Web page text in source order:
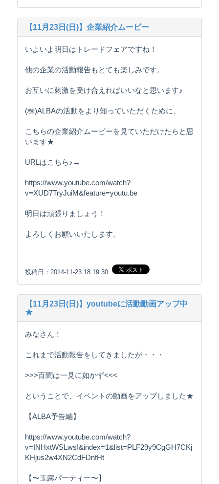
【11月23日(日)】企業紹介ムービー
いよいよ明日はトレードフェアですね！
他の企業の活動報告もとても楽しみです。
お互いに刺激を受け合えればいいなと思います♪
(株)ALBAの活動をより知っていただくために、
こちらの企業紹介ムービーを見ていただけたらと思
います★
URLはこちら♪→
https://www.youtube.com/watch?
v=XUD7TryJuiM&feature=youtu.be
明日は頑張りましょう！
よろしくお願いいたします。
投稿日：2014-11-23 18:19:30
【11月23日(日)】youtubeに活動動画アップ中
★
みなさん！
これまで活動報告をしてきましたが・・・
>>>百聞は一見に如かず<<<
ということで、イベントの動画をアップしました★
【ALBA予告編】
https://www.youtube.com/watch?
v=INHxtWSLwsI&index=1&list=PLF29y9CgGH7CKj
KHjus2w4XN2CdFDnfHt
【〜玉露パーティー〜】